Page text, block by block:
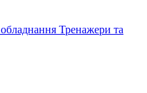
Тренажери та